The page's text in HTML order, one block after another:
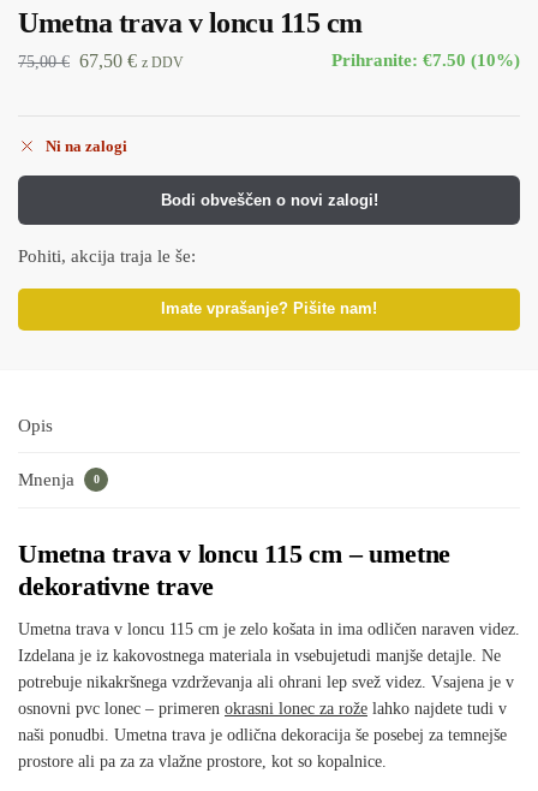
Umetna trava v loncu 115 cm
75,00€ 67,50 € z DDV Prihranite: €7.50 (10%)
Ni na zalogi
Bodi obveščen o novi zalogi!
Pohiti, akcija traja le še:
Imate vprašanje? Pišite nam!
Opis
Mnenja 0
Umetna trava v loncu 115 cm –umetne
dekorativne trave
Umetna trava v loncu 115 cm je zelo košata in ima odličen naraven videz.
Izdelana je iz kakovostnega materiala in vsebujetudi manjše detajle. Ne
potrebuje nikakršnega vzdrževanja ali ohrani lep svež videz. Vsajena je v
osnovni pvc lonec – primeren okrasni lonec za rože lahko najdete tudi v
naši ponudbi. Umetna trava je odlična dekoracija še posebej za temnejše
prostore ali pa za za vlažne prostore, kot so kopalnice.